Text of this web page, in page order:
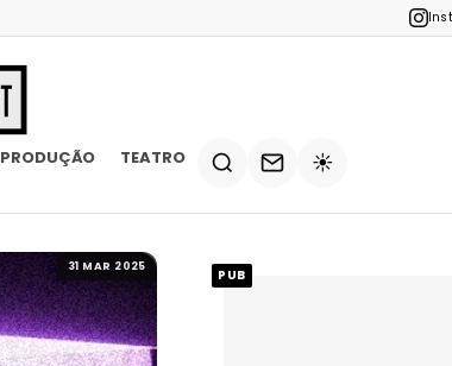
PRODUÇÃO TEATRO ☀️
31 MAR 2025
PUB